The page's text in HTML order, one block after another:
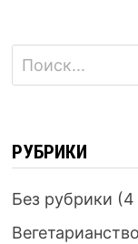
Найти:
РУБРИКИ
Без рубрики (4
Вегетарианство